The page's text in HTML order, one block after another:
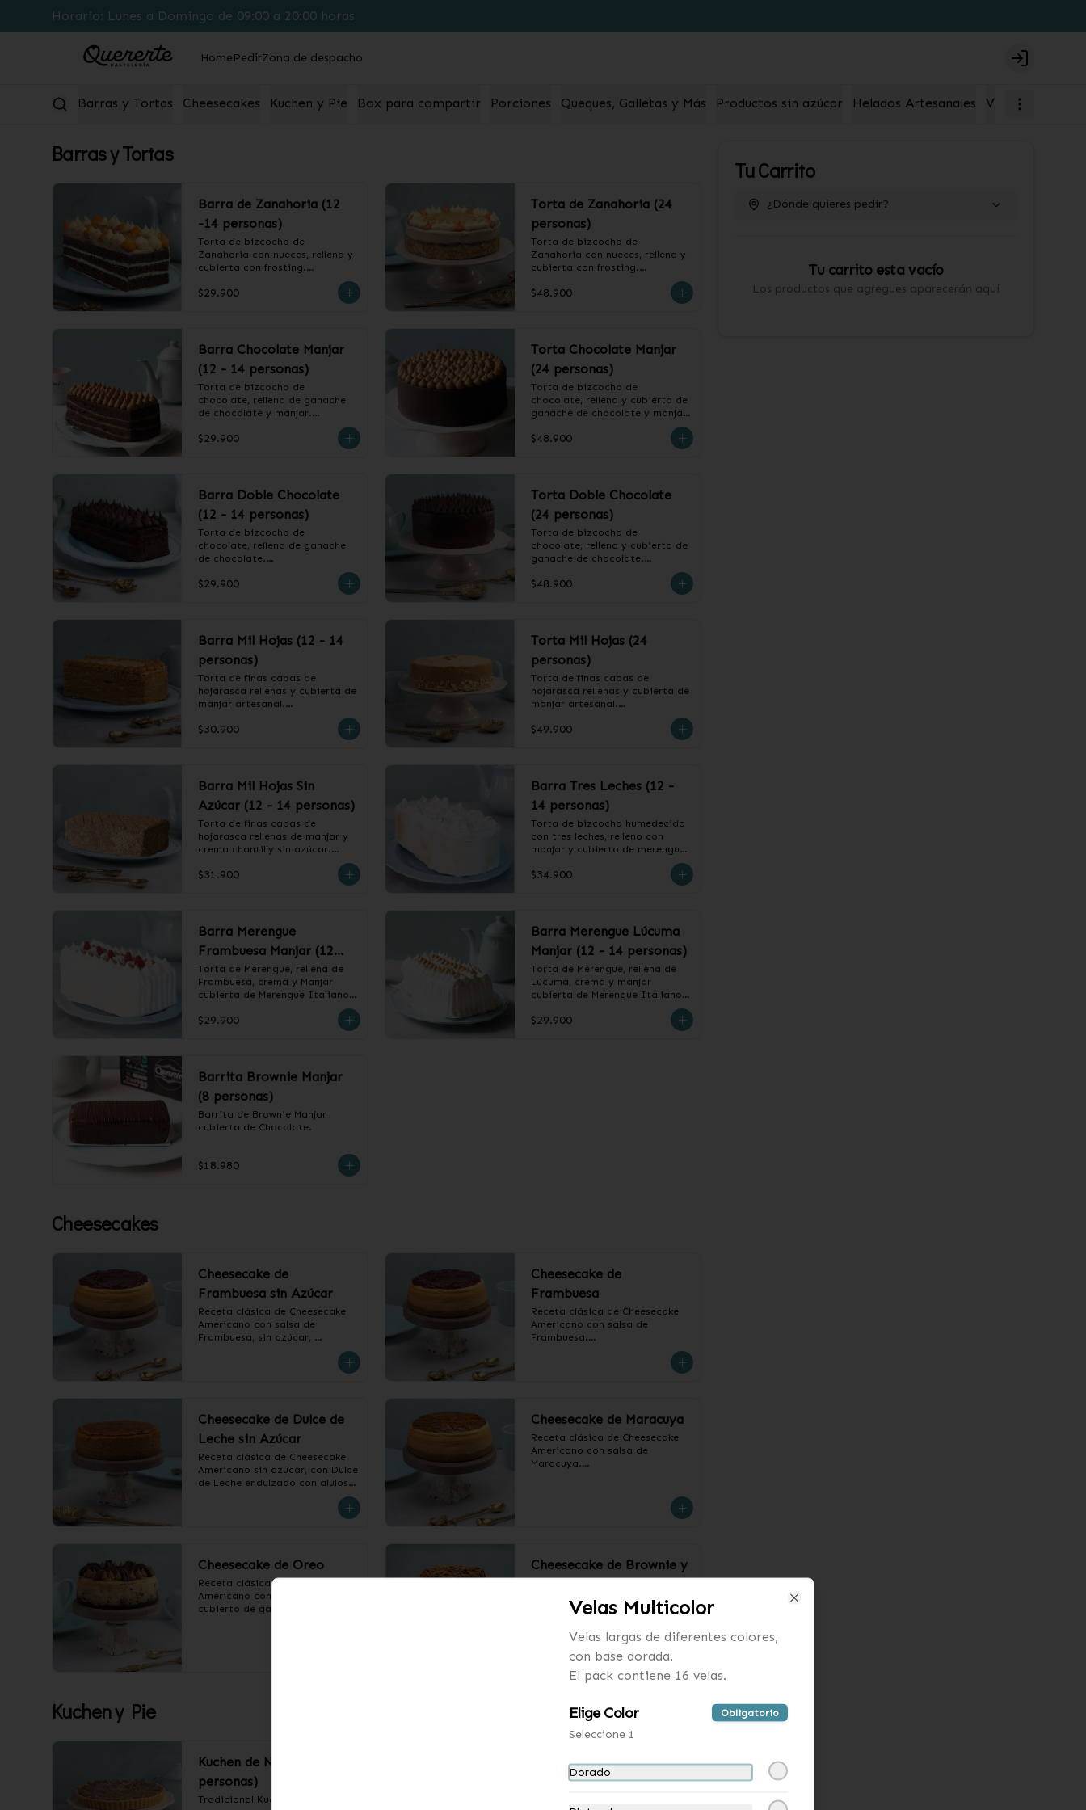
Horario: Lunes a Domingo de 09:00 a 20:00 horas
HomePedirZona de despacho Login
Barras y Tortas Cheesecakes Kuchen y Pie Box para compartir Porciones Queques, Galletas y Más Productos sin azúcar Helados Artesanales Velas
Barras y Tortas
Barra de Zanahoria (12
-14 personas)
Torta de bizcocho de
Zanahoria con nueces, rellena y
cubierta con frosting.
❄️ Producto Congelado
$29.900
Torta de Zanahoria (24
personas)
Torta de bizcocho de
Zanahoria con nueces, rellena y
cubierta con frosting.
❄️ Producto Congelado
$48.900
Barra Chocolate Manjar
(12 - 14 personas)
Torta de bizcocho de
chocolate, rellena de ganache
de chocolate y manjar.
❄️ Producto Congelado
$29.900
Torta Chocolate Manjar
(24 personas)
Torta de bizcocho de
chocolate, rellena y cubierta de
ganache de chocolate y manjar.
❄️ Producto Congelado
$48.900
Barra Doble Chocolate
(12 - 14 personas)
Torta de bizcocho de
chocolate, rellena de ganache
de chocolate.
❄️ Producto Congelado
$29.900
Torta Doble Chocolate
(24 personas)
Torta de bizcocho de
chocolate, rellena y cubierta de
ganache de chocolate.
❄️ Producto Congelado
$48.900
Barra Mil Hojas (12 - 14
personas)
Torta de finas capas de
hojarasca rellenas y cubierta de
manjar artesanal.
❄️ Producto Congelado
$30.900
Torta Mil Hojas (24
personas)
Torta de finas capas de
hojarasca rellenas y cubierta de
manjar artesanal.
❄️ Producto Congelado
$49.900
Barra Mil Hojas Sin
Azúcar (12 - 14 personas)
Torta de finas capas de
hojarasca rellenas de manjar y
crema chantilly sin azúcar.
❄️ Producto Congelado
$31.900
Barra Tres Leches (12 -
14 personas)
Torta de bizcocho humedecido
con tres leches, relleno con
manjar y cubierto de merengue
$34.900
Barra Merengue
Frambuesa Manjar (12
-14 personas)
Torta de Merengue, rellena de
Frambuesa, crema y Manjar
cubierta de Merengue Italiano.
❄️ Producto Congelado
$29.900
Barra Merengue Lúcuma
Manjar (12 - 14 personas)
Torta de Merengue, rellena de
Lúcuma, crema y manjar
cubierta de Merengue Italiano.
❄️ Producto Congelado
$29.900
Barrita Brownie Manjar
(8 personas)
Barrita de Brownie Manjar
cubierta de Chocolate.
$18.980
Cheesecakes
Cheesecake de
Frambuesa sin Azúcar
Receta clásica de Cheesecake
Americano con salsa de
Frambuesa, sin azúcar,
Cheesecake de
Frambuesa
Receta clásica de Cheesecake
Americano con salsa de
Frambuesa.
Cheesecake de Dulce de
Leche sin Azúcar
Receta clásica de Cheesecake
Americano sin azúcar, con Dulce
de Leche endulzado con alulosa.
Cheesecake de Maracuya
Receta clásica de Cheesecake
Americano con salsa de
Maracuya.
Cheesecake de Oreo
Receta clásica de Cheesecake
Americano con base, relleno y
cubierto de galletas Oreo y
Cheesecake de Brownie y
Receta clásica de Cheesecake
Americano con base, relleno y
Kuchen y Pie
Kuchen de Nuez (12
personas)
Tradicional Kuchen de Nuez.
Kuchen de Manzana (12
personas)
Tu Carrito
¿Dónde quieres pedir?
Tu carrito esta vacío
Los productos que agregues aparecerán aquí
Velas Multicolor
Velas largas de diferentes colores,
con base dorada.
El pack contiene 16 velas.
Elige Color Obligatorio
Seleccione 1
Dorado